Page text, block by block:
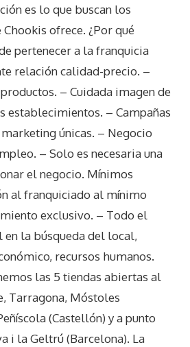
es lo que buscan los
ofrece. ¿Por qué
pertenecer a la franquicia
relación calidad-precio. –
– Cuidada imagen de
establecimientos. – Campañas
únicas. – Negocio
– Solo es necesaria una
el negocio. Mínimos
al franquiciado al mínimo
exclusivo. – Todo el
en la búsqueda del local,
recursos humanos.
las 5 tiendas abiertas al
Tarragona, Móstoles
(Castellón) y a punto
i la Geltrú (Barcelona). La